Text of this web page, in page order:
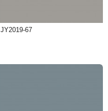
JY2019-67